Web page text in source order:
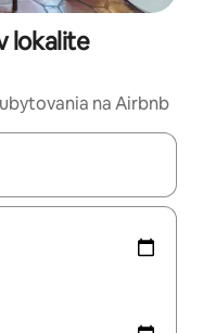
lokalite
na Airbnb
si ich prechádzať